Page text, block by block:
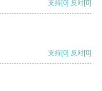
支持[0] 反对[0]
支持[0] 反对[0]